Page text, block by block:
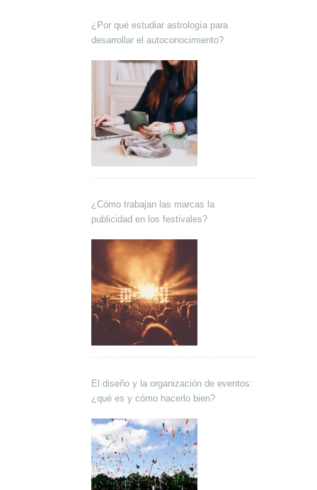
¿Por qué estudiar astrología para
desarrollar el autoconocimiento?
¿Cómo trabajan las marcas la
publicidad en los festivales?
El diseño y la organización de eventos:
¿qué es y cómo hacerlo bien?